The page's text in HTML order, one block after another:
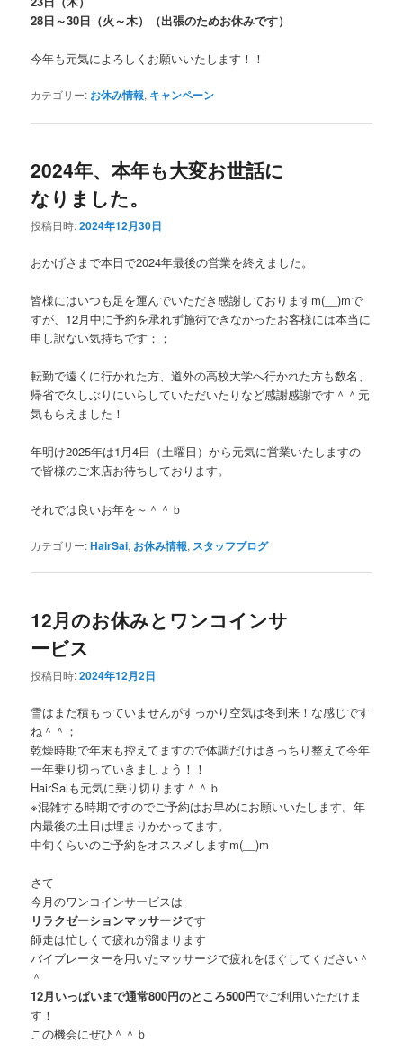
28日～30日（火～木）（出張のためお休みです）
今年も元気によろしくお願いいたします！！
カテゴリー: お休み情報, キャンペーン
2024年、本年も大変お世話に
なりました。
投稿日時:2024年12月30日
おかげさまで本日で2024年最後の営業を終えました。
皆様にはいつも足を運んでいただき感謝しておりますm(__)mで
すが、12月中に予約を承れず施術できなかったお客様には本当に
申し訳ない気持ちです；；
転勤で遠くに行かれた方、道外の高校大学へ行かれた方も数名、
帰省で久しぶりにいらしていただいたりなど感謝感謝です＾＾元
気もらえました！
年明け2025年は1月4日（土曜日）から元気に営業いたしますの
で皆様のご来店お待ちしております。
それでは良いお年を～＾＾ｂ
カテゴリー:HairSai, お休み情報, スタッフブログ
12月のお休みとワンコインサ
ービス
投稿日時:2024年12月2日
雪はまだ積もっていませんがすっかり空気は冬到来！な感じです
ね＾＾；
乾燥時期で年末も控えてますので体調だけはきっちり整えて今年
一年乗り切っていきましょう！！
HairSaiも元気に乗り切ります＾＾ｂ
※混雑する時期ですのでご予約はお早めにお願いいたします。年
内最後の土日は埋まりかかってます。
中旬くらいのご予約をオススメしますm(__)m
さて
今月のワンコインサービスは
リラクゼーションマッサージです
師走は忙しくて疲れが溜まります
バイブレーターを用いたマッサージで疲れをほぐしてください＾
＾
12月いっぱいまで通常800円のところ500円でご利用いただけま
す！
この機会にぜひ＾＾ｂ